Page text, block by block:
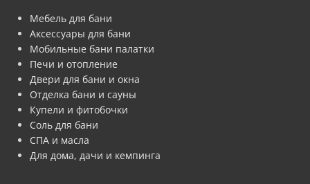
Мебель для бани
Аксессуары для бани
Мобильные бани палатки
Печи и отопление
Двери для бани и окна
Отделка бани и сауны
Купели и фитобочки
Соль для бани
СПА и масла
Для дома, дачи и кемпинга